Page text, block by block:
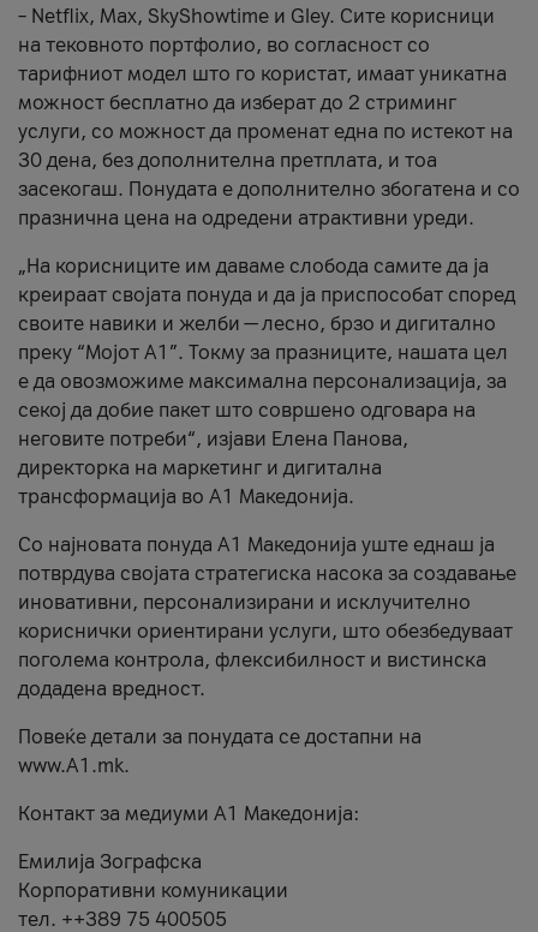
– Netflix, Max, SkyShowtime и Gley. Сите корисници
на тековното портфолио, во согласност со
тарифниот модел што го користат, имаат уникатна
можност бесплатно да изберат до 2 стриминг
услуги, со можност да променат една по истекот на
30 дена, без дополнителна претплата, и тоа
засекогаш. Понудата е дополнително збогатена и со
празнична цена на одредени атрактивни уреди.
„На корисниците им даваме слобода самите да ја
креираат својата понуда и да ја приспособат според
своите навики и желби — лесно, брзо и дигитално
преку “Мојот А1”. Токму за празниците, нашата цел
е да овозможиме максимална персонализација, за
секој да добие пакет што совршено одговара на
неговите потреби“, изјави Елена Панова,
директорка на маркетинг и дигитална
трансформација во А1 Македонија.
Со најновата понуда А1 Македонија уште еднаш ја
потврдува својата стратегиска насока за создавање
иновативни, персонализирани и исклучително
кориснички ориентирани услуги, што обезбедуваат
поголема контрола, флексибилност и вистинска
додадена вредност.
Повеќе детали за понудата се достапни на
www.А1.mk.
Контакт за медиуми А1 Македонија:
Емилија Зографска
Корпоративни комуникации
тел. ++389 75 400505